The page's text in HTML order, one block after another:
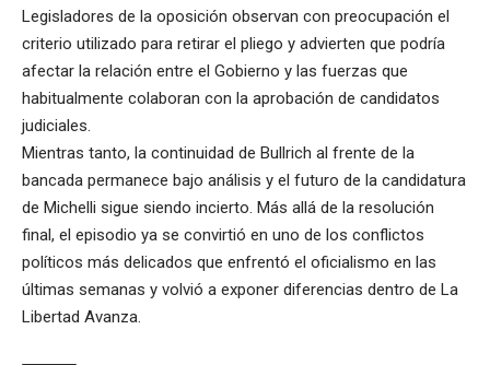
Legisladores de la oposición observan con preocupación el
criterio utilizado para retirar el pliego y advierten que podría
afectar la relación entre el Gobierno y las fuerzas que
habitualmente colaboran con la aprobación de candidatos
judiciales.
Mientras tanto, la continuidad de Bullrich al frente de la
bancada permanece bajo análisis y el futuro de la candidatura
de Michelli sigue siendo incierto. Más allá de la resolución
final, el episodio ya se convirtió en uno de los conflictos
políticos más delicados que enfrentó el oficialismo en las
últimas semanas y volvió a exponer diferencias dentro de La
Libertad Avanza.